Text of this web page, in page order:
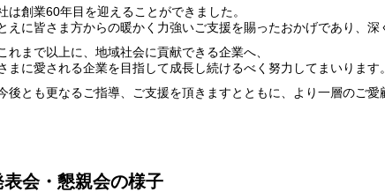
は創業60年目を迎えることができました。
えに皆さま方からの暖かく力強いご支援を賜ったおかげであり、深
れまで以上に、地域社会に貢献できる企業へ、
まに愛される企業を目指して成長し続けるべく努力してまいります。
後とも更なるご指導、ご支援を頂きますとともに、より一層のご愛
表会・懇親会の様子